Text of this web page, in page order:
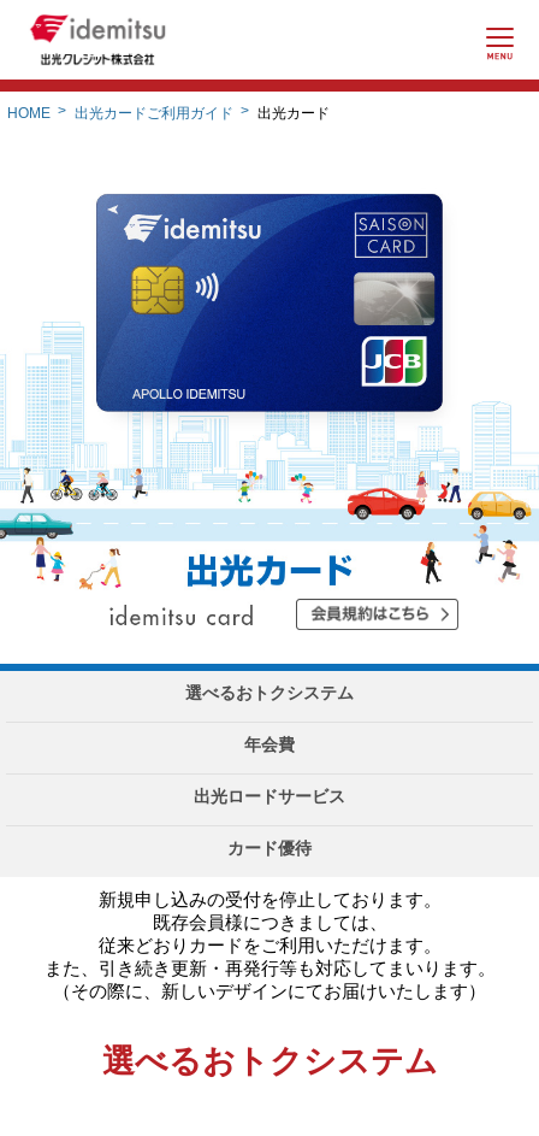
紛失盗難ご連絡先
よくあるご質問
法人のお客様
HOME 出光カードご利用ガイド 出光カード
選べるおトクシステム
年会費
出光ロードサービス
カード優待
新規申し込みの受付を停止しております。
既存会員様につきましては、
従来どおりカードをご利用いただけます。
また、引き続き更新・再発行等も対応してまいります。
（その際に、新しいデザインにてお届けいたします）
選べるおトクシステム